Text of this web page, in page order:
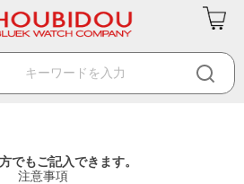
でもご記入できます。
注意事項